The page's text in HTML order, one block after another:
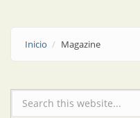
Inicio Magazine
Formulario de búsqueda